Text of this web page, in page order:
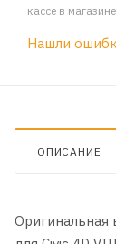
кассе в магазине
Нашли
ОПИСАНИЕ
Оригинальная